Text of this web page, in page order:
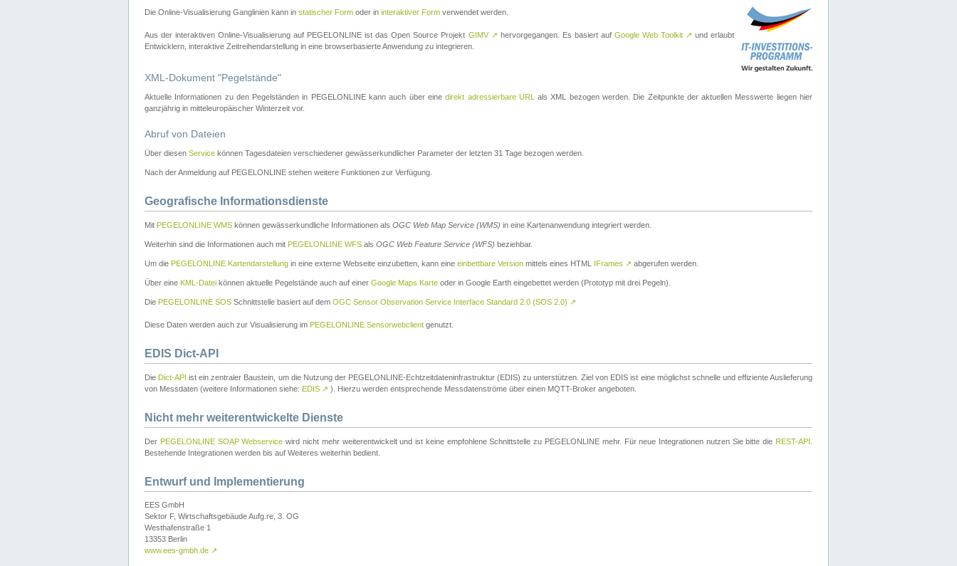
Die Online-Visualisierung Ganglinien kann in statischer Form oder in interaktiver Form verwendet werden.
Aus der interaktiven Online-Visualisierung auf PEGELONLINE ist das Open Source Projekt GIMV ↗ hervorgegangen. Es basiert auf Google Web Toolkit ↗ und erlaubt
Entwicklern, interaktive Zeitreihendarstellung in eine browserbasierte Anwendung zu integrieren.
XML-Dokument "Pegelstände"
Aktuelle Informationen zu den Pegelständen in PEGELONLINE kann auch über einedirekt adressierbare URL
als XML bezogen werden. Die Zeitpunkte der aktuellen Messwerte liegen hier
ganzjährig in mitteleuropäischer Winterzeit vor.
Abruf von Dateien
Über diesen Service können Tagesdateien verschiedener gewässerkundlicher Parameter der letzten 31 Tage bezogen werden.
Nach der Anmeldung auf PEGELONLINE stehen weitere Funktionen zur Verfügung.
Geografische Informationsdienste
Mit PEGELONLINE WMS können gewässerkundliche Informationen als OGC Web Map Service (WMS) in eine Kartenanwendung integriert werden.
Weiterhin sind die Informationen auch mit PEGELONLINE WFS als OGC Web Feature Service (WFS) beziehbar.
Um die PEGELONLINE Kartendarstellung in eine externe Webseite einzubetten, kann eine einbettbare Version mittels eines HTML IFrames ↗ abgerufen werden.
Über eine KML-Datei können aktuelle Pegelstände auch auf einer Google Maps Karte oder in Google Earth eingebettet werden (Prototyp mit drei Pegeln).
Die PEGELONLINE SOS Schnittstelle basiert auf dem OGC Sensor Observation Service Interface Standard 2.0 (SOS 2.0) ↗
Diese Daten werden auch zur Visualisierung im PEGELONLINE Sensorwebclient genutzt.
EDIS Dict-API
Die Dict-API ist ein zentraler Baustein, um die Nutzung der PEGELONLINE-Echtzeitdateninfrastruktur (EDIS) zu unterstützen. Ziel von EDIS ist eine möglichst schnelle und effiziente Auslieferung
von Messdaten (weitere Informationen siehe: EDIS ↗ ). Hierzu werden entsprechende Messdatenströme über einen MQTT-Broker angeboten.
Nicht mehr weiterentwickelte Dienste
Der PEGELONLINE SOAP Webservice wird nicht mehr weiterentwickelt und ist keine empfohlene Schnittstelle zu PEGELONLINE mehr. Für neue Integrationen nutzen Sie bitte die REST-API
Bestehende Integrationen werden bis auf Weiteres weiterhin bedient.
Entwurf und Implementierung
EES GmbH
Sektor F, Wirtschaftsgebäude Aufg.re, 3. OG
Westhafenstraße 1
13353 Berlin
www.ees-gmbh.de ↗